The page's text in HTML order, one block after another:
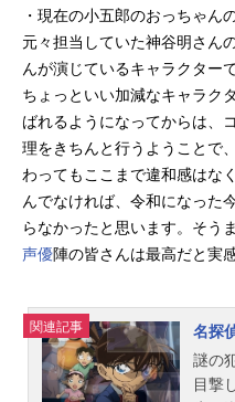
・現在の小五郎のおっちゃん
元々担当していた神谷明さん
んが演じているキャラクター
ちょっといい加減なキャラク
ばれるようになってからは、
理をきちんと行うようことで
わってもここまで違和感はな
んでなければ、令和になった
らなかったと思います。そう
声優陣の皆さんは最高だと実
関連記事
名探
謎の
目撃